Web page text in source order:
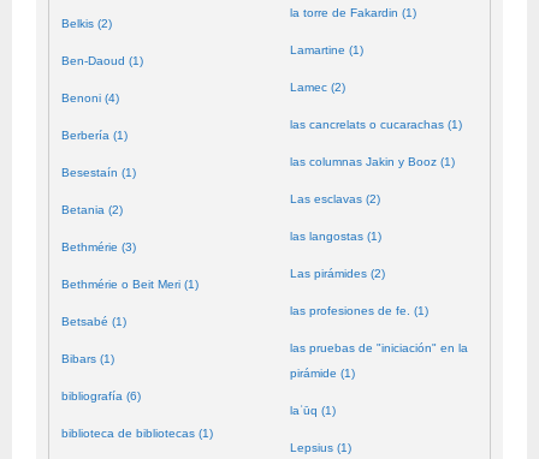
Belkis (2)
Ben-Daoud (1)
Benoni (4)
Berbería (1)
Besestaín (1)
Betania (2)
Bethmérie (3)
Bethmérie o Beit Meri (1)
Betsabé (1)
Bibars (1)
bibliografía (6)
biblioteca de bibliotecas (1)
la torre de Fakardin (1)
Lamartine (1)
Lamec (2)
las cancrelats o cucarachas (1)
las columnas Jakin y Booz (1)
Las esclavas (2)
las langostas (1)
Las pirámides (2)
las profesiones de fe. (1)
las pruebas de "iniciación" en la
pirámide (1)
laʿūq (1)
Lepsius (1)